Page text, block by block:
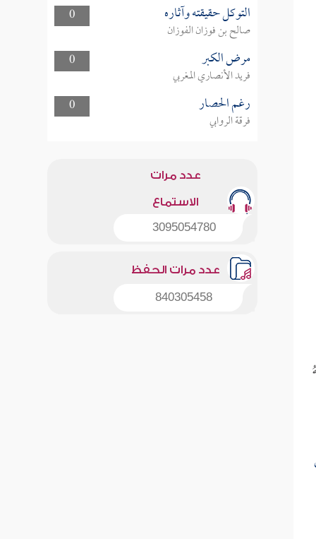
0
التوكل حقيقته وآثاره
صالح بن فوزان الفوزان
0
مرض الكبر
فريد الأنصاري المغربي
0
رغم الحصار
فرقة الروابي
عدد مرات
الاستماع
3095054780
عدد مرات الحفظ
840305458